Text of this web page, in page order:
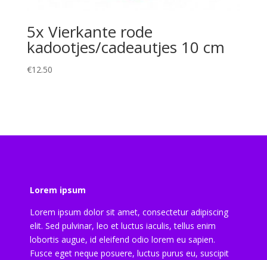
5x Vierkante rode
kadootjes/cadeautjes 10 cm
€12.50
Lorem ipsum
Lorem ipsum dolor sit amet, consectetur adipiscing
elit. Sed pulvinar, leo et luctus iaculis, tellus enim
lobortis augue, id eleifend odio lorem eu sapien.
Fusce eget neque posuere, luctus purus eu, suscipit